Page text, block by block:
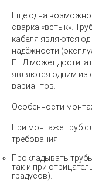
Еще одна
сварка «встык».
кабеля являются
надёжности
ПНД может
являются одним из
вариантов.
Особенности
При монтаже труб
требования:
Прокладывать
так и при
градусов).